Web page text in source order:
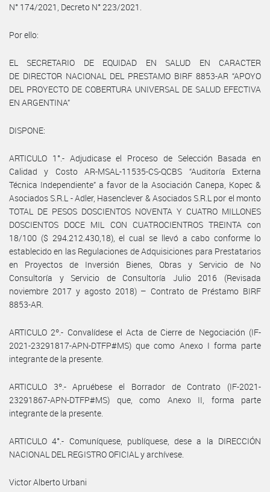
N° 174/2021, Decreto N° 223/2021.
Por ello:
EL SECRETARIO DE EQUIDAD EN SALUD EN CARACTER
DE DIRECTOR NACIONAL DEL PRESTAMO BIRF 8853-AR “APOYO
DEL PROYECTO DE COBERTURA UNIVERSAL DE SALUD EFECTIVA
EN ARGENTINA”
DISPONE:
ARTICULO 1°.- Adjudicase el Proceso de Selección Basada en
Calidad y Costo AR-MSAL-11535-CS-QCBS “Auditoría Externa
Técnica Independiente” a favor de la Asociación Canepa, Kopec &
Asociados S.R.L - Adler, Hasenclever & Asociados S.R.L por el monto
TOTAL DE PESOS DOSCIENTOS NOVENTA Y CUATRO MILLONES
DOSCIENTOS DOCE MIL CON CUATROCIENTROS TREINTA con
18/100 ($ 294.212.430,18), el cual se llevó a cabo conforme lo
establecido en las Regulaciones de Adquisiciones para Prestatarios
en Proyectos de Inversión Bienes, Obras y Servicio de No
Consultoría y Servicio de Consultoría Julio 2016 (Revisada
noviembre 2017 y agosto 2018) – Contrato de Préstamo BIRF
8853-AR.
ARTICULO 2º.- Convalídese el Acta de Cierre de Negociación (IF-
2021-23291817-APN-DTFP#MS) que como Anexo I forma parte
integrante de la presente.
ARTICULO 3º.- Apruébese el Borrador de Contrato (IF-2021-
23291867-APN-DTFP#MS) que, como Anexo II, forma parte
integrante de la presente.
ARTICULO 4°.- Comuníquese, publíquese, dese a la DIRECCIÓN
NACIONAL DEL REGISTRO OFICIAL y archívese.
Victor Alberto Urbani